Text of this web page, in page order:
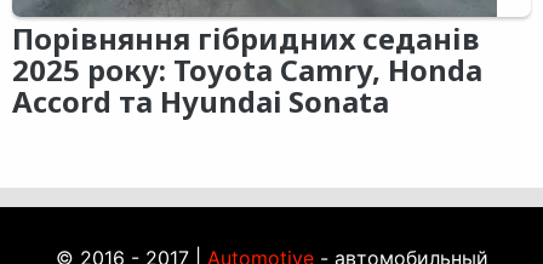
Порівняння гібридних седанів
2025 року: Toyota Camry, Honda
Accord та Hyundai Sonata
© 2016 - 2017 | Automotive- автомобильный